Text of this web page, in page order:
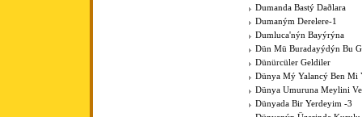
Dumanda Bastý Daðlara
Dumaným Derelere-1
Dumluca'nýn Bayýrýna
Dün Mü Buradayýdýn Bu
Dünürcüler Geldiler
Dünya Mý Yalancý Ben Mi
Dünya Umuruna Meylini
Dünyada Bir Yerdeyim -3